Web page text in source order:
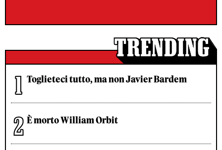
Toglieteci tutto, ma non Javier Bardem
È morto William Orbit